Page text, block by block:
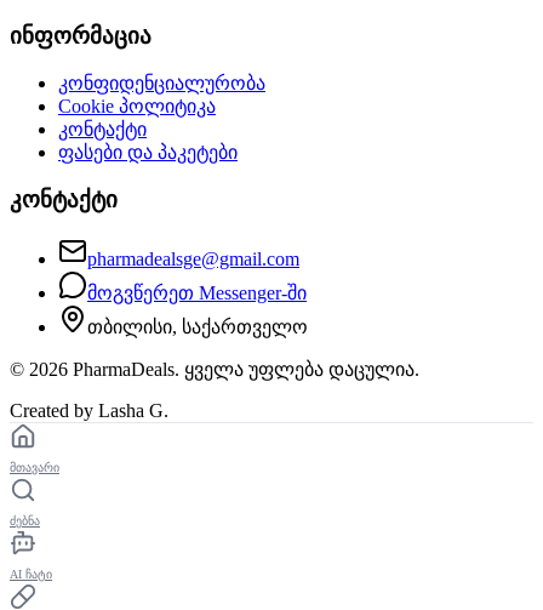
ინფორმაცია
კონფიდენციალურობა
Cookie პოლიტიკა
კონტაქტი
ფასები და პაკეტები
კონტაქტი
pharmadealsge@gmail.com
მოგვწერეთ Messenger-ში
თბილისი, საქართველო
© 2026 PharmaDeals. ყველა უფლება დაცულია.
Created by Lasha G.
მთავარი
ძებნა
AI ჩატი